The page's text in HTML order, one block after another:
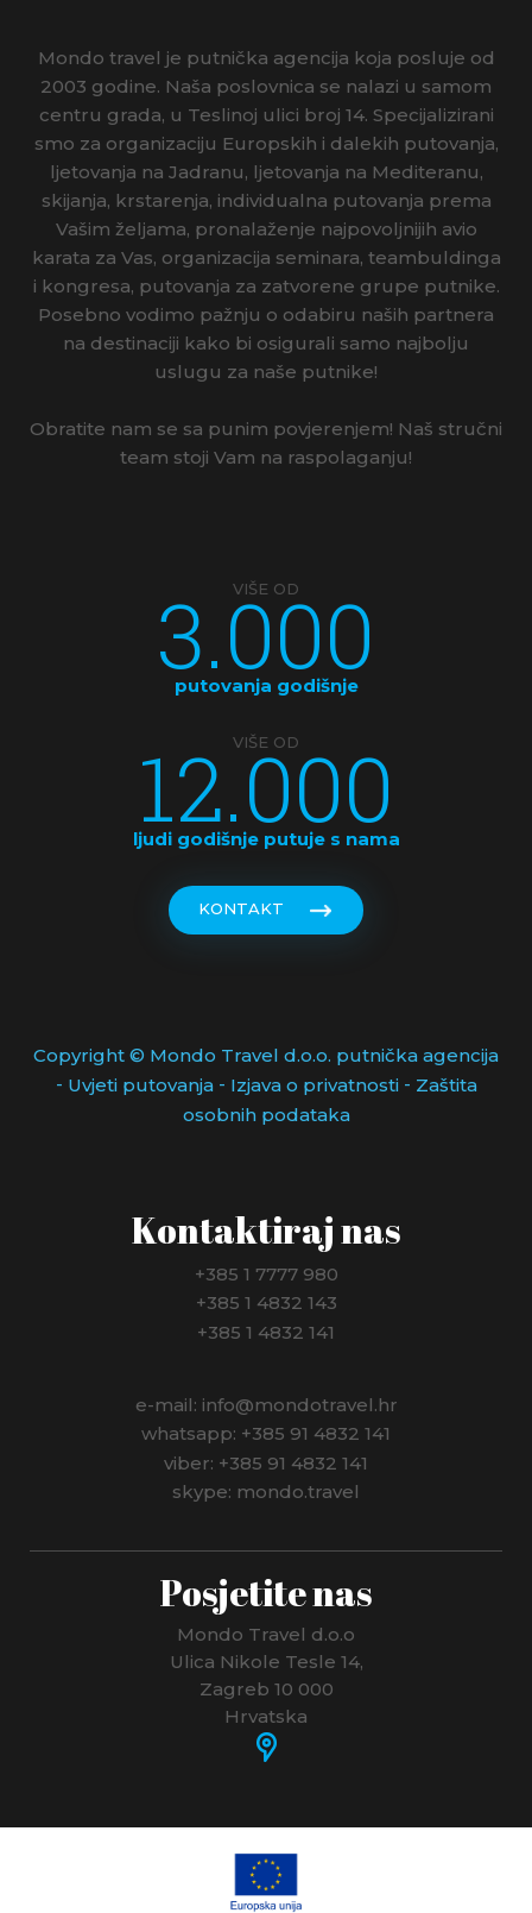
Mondo travel je putnička agencija koja posluje od
2003 godine. Naša poslovnica se nalazi u samom
centru grada, u Teslinoj ulici broj 14. Specijalizirani
smo za organizaciju Europskih i dalekih putovanja,
ljetovanja na Jadranu, ljetovanja na Mediteranu,
skijanja, krstarenja, individualna putovanja prema
Vašim željama, pronalaženje najpovoljnijih avio
karata za Vas, organizacija seminara, teambuldinga
i kongresa, putovanja za zatvorene grupe putnike.
Posebno vodimo pažnju o odabiru naših partnera
na destinaciji kako bi osigurali samo najbolju
uslugu za naše putnike!
Obratite nam se sa punim povjerenjem! Naš stručni
team stoji Vam na raspolaganju!
VIŠE OD
3.000
putovanja godišnje
VIŠE OD
12.000
ljudi godišnje putuje s nama
KONTAKT
Copyright © Mondo Travel d.o.o. putnička agencija
- Uvjeti putovanja- Izjava o privatnosti- Zaštita
osobnih podataka
Kontaktiraj nas
+385 1 7777 980
+385 1 4832 143
+385 1 4832 141
e-mail: info@mondotravel.hr
whatsapp: +385 91 4832 141
viber: +385 91 4832 141
skype: mondo.travel
Posjetite nas
Mondo Travel d.o.o
Ulica Nikole Tesle 14,
Zagreb 10 000
Hrvatska